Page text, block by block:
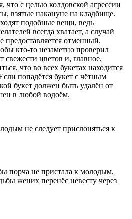
что с целью колдовской агрессии
взятые накануне на кладбище.
подобные вещи, ведь
всегда хватает, а случай
предоставляется отменный.
кто-то незаметно проверил
свежести цветов и, главное,
что во всех букетах находится
попадётся букет с чётным
букет должен быть удалён от
в любой водоём.
не следует прислоняться к
порча не пристала к молодым,
жених перенёс невесту через